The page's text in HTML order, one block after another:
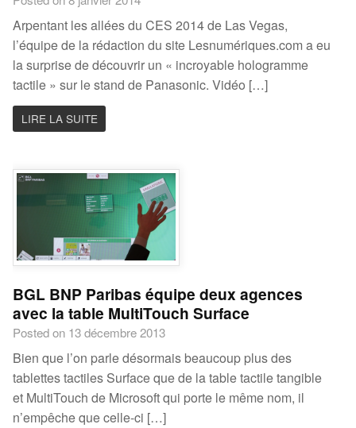
Arpentant les allées du CES 2014 de Las Vegas,
l’équipe de la rédaction du site Lesnumériques.com a eu
la surprise de découvrir un « incroyable hologramme
tactile » sur le stand de Panasonic. Vidéo […]
LIRE LA SUITE
BGL BNP Paribas équipe deux agences
avec la table MultiTouch Surface
Posted on 13 décembre 2013
Bien que l’on parle désormais beaucoup plus des
tablettes tactiles Surface que de la table tactile tangible
et MultiTouch de Microsoft qui porte le même nom, il
n’empêche que celle-ci […]